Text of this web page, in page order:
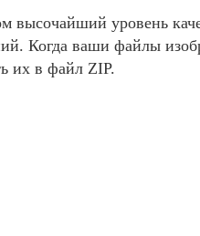
высочайший уровень
Когда ваши файлы
их в файл ZIP.